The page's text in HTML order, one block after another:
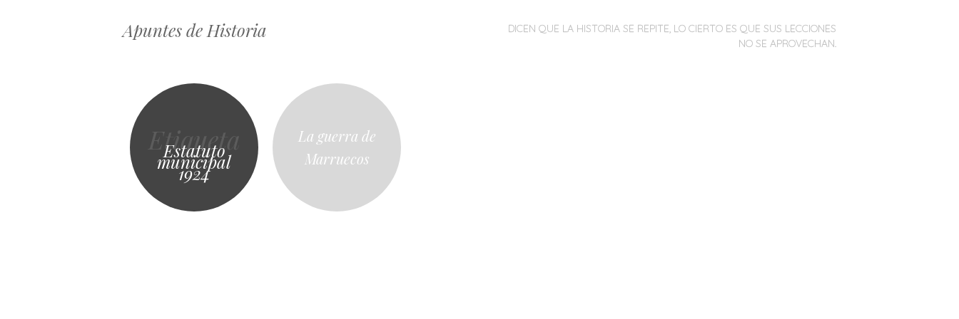
Apuntes de Historia MENÚ
SALTARDICEN QUE LA HISTORIA SE REPITE, LO CIERTO ES QUE SUS LECCIONES
NO SE APROVECHAN.
Etiqueta
Estatuto
municipal
1924
La guerra de
Marruecos